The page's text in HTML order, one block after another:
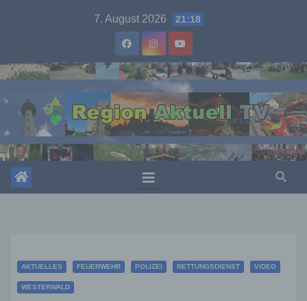
7. August 2026 21:18
AKTUELLES FEUERWEHR POLIZEI RETTUNGSDIENST VIDEO
WESTERWALD